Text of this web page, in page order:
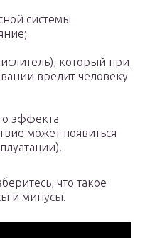
системы
который при
вредит человеку
эффекта
может появиться
что такое
и минусы.